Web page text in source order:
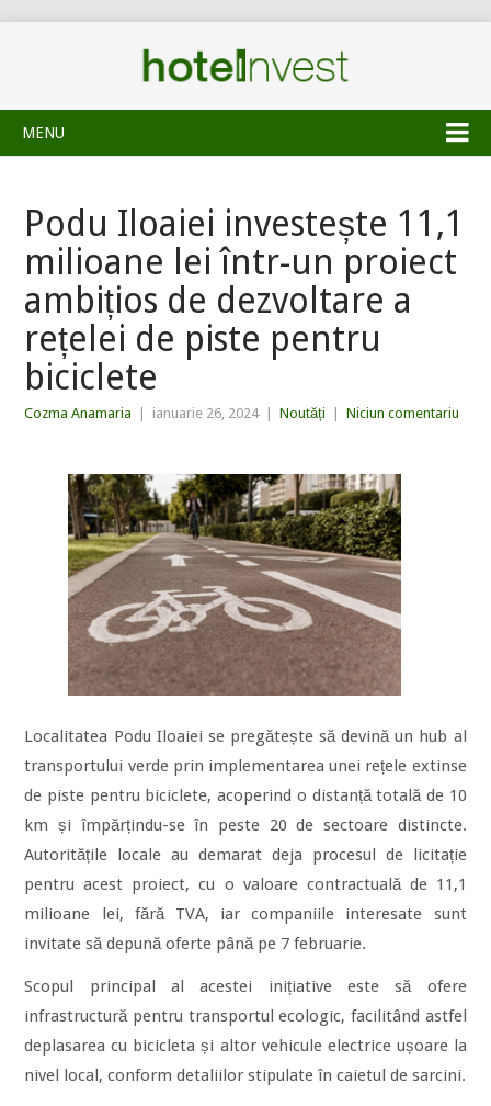
MENU
Podu Iloaiei investește 11,1
milioane lei într-un proiect
ambițios de dezvoltare a
rețelei de piste pentru
biciclete
Cozma Anamaria ianuarie 26, 2024 Noutăți Niciun comentariu
Localitatea Podu Iloaiei se pregătește să devină un hub al
transportului verde prin implementarea unei rețele extinse
de piste pentru biciclete, acoperind o distanță totală de 10
km și împărțindu-se în peste 20 de sectoare distincte.
Autoritățile locale au demarat deja procesul de licitație
pentru acest proiect, cu o valoare contractuală de 11,1
milioane lei, fără TVA, iar companiile interesate sunt
invitate să depună oferte până pe 7 februarie.
Scopul principal al acestei inițiative este să ofere
infrastructură pentru transportul ecologic, facilitând astfel
deplasarea cu bicicleta și altor vehicule electrice ușoare la
nivel local, conform detaliilor stipulate în caietul de sarcini.